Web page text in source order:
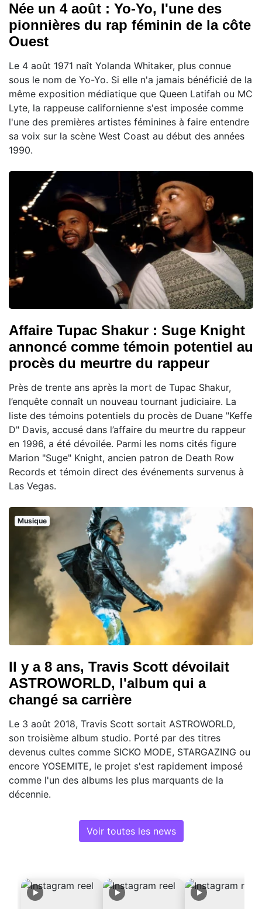
Née un 4 août : Yo-Yo, l'une des
pionnières du rap féminin de la côte
Ouest
Le 4 août 1971 naît Yolanda Whitaker, plus connue
sous le nom de Yo-Yo. Si elle n'a jamais bénéficié de la
même exposition médiatique que Queen Latifah ou MC
Lyte, la rappeuse californienne s'est imposée comme
l'une des premières artistes féminines à faire entendre
sa voix sur la scène West Coast au début des années
1990.
Affaire Tupac Shakur : Suge Knight
annoncé comme témoin potentiel au
procès du meurtre du rappeur
Près de trente ans après la mort de Tupac Shakur,
l’enquête connaît un nouveau tournant judiciaire. La
liste des témoins potentiels du procès de Duane "Keffe
D" Davis, accusé dans l’affaire du meurtre du rappeur
en 1996, a été dévoilée. Parmi les noms cités figure
Marion "Suge" Knight, ancien patron de Death Row
Records et témoin direct des événements survenus à
Las Vegas.
Musique
Il y a 8 ans, Travis Scott dévoilait
ASTROWORLD, l'album qui a
changé sa carrière
Le 3 août 2018, Travis Scott sortait ASTROWORLD,
son troisième album studio. Porté par des titres
devenus cultes comme SICKO MODE, STARGAZING ou
encore YOSEMITE, le projet s'est rapidement imposé
comme l'un des albums les plus marquants de la
décennie.
Voir toutes les news